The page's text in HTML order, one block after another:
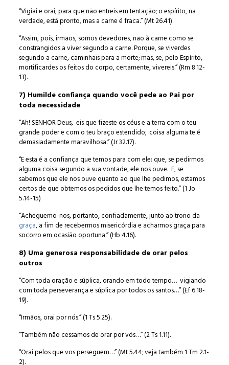
“Vigiai e orai, para que não entreis em tentação; o espírito, na
verdade, está pronto, mas a carne é fraca.” (Mt 26.41).
“Assim, pois, irmãos, somos devedores, não à carne como se
constrangidos a viver segundo a carne. Porque, se viverdes
segundo a carne, caminhais para a morte; mas, se, pelo Espírito,
mortificardes os feitos do corpo, certamente, vivereis.” (Rm 8.12-
13).
7) Humilde confiança quando você pede ao Pai por
toda necessidade
“Ah! SENHOR Deus, eis que fizeste os céus e a terra com o teu
grande poder e com o teu braço estendido; coisa alguma te é
demasiadamente maravilhosa.” (Jr 32.17).
“E esta é a confiança que temos para com ele: que, se pedirmos
alguma coisa segundo a sua vontade, ele nos ouve. E, se
sabemos que ele nos ouve quanto ao que lhe pedimos, estamos
certos de que obtemos os pedidos que lhe temos feito.” (1 Jo
5.14-15)
“Acheguemo-nos, portanto, confiadamente, junto ao trono da
graça, a fim de recebermos misericórdia e acharmos graça para
socorro em ocasião oportuna.” (Hb 4.16).
8) Uma generosa responsabilidade de orar pelos
outros
“Com toda oração e súplica, orando em todo tempo… vigiando
com toda perseverança e súplica por todos os santos…” (Ef 6.18-
19).
“Irmãos, orai por nós.” (1 Ts 5.25).
“Também não cessamos de orar por vós…” (2 Ts 1.11).
“Orai pelos que vos perseguem…” (Mt 5.44; veja também 1 Tm 2.1-
2).